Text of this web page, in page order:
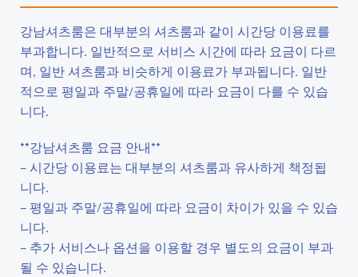
강남셔츠룸은 대부분의 셔츠룸과 같이 시간당 이용료를
부과합니다. 일반적으로 서비스 시간에 따라 요금이 다르
며, 일반 셔츠룸과 비슷하게 이용료가 부과됩니다. 일반
적으로 평일과 주말/공휴일에 따라 요금이 다를 수 있습
니다.
**강남셔츠룸 요금 안내**
– 시간당 이용료는 대부분의 셔츠룸과 유사하게 책정됩
니다.
– 평일과 주말/공휴일에 따라 요금이 차이가 있을 수 있습
니다.
– 추가 서비스나 옵션을 이용할 경우 별도의 요금이 부과
될 수 있습니다.